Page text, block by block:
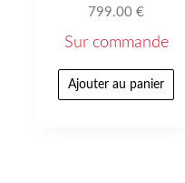
799.00€
Sur commande
Ajouter au panier